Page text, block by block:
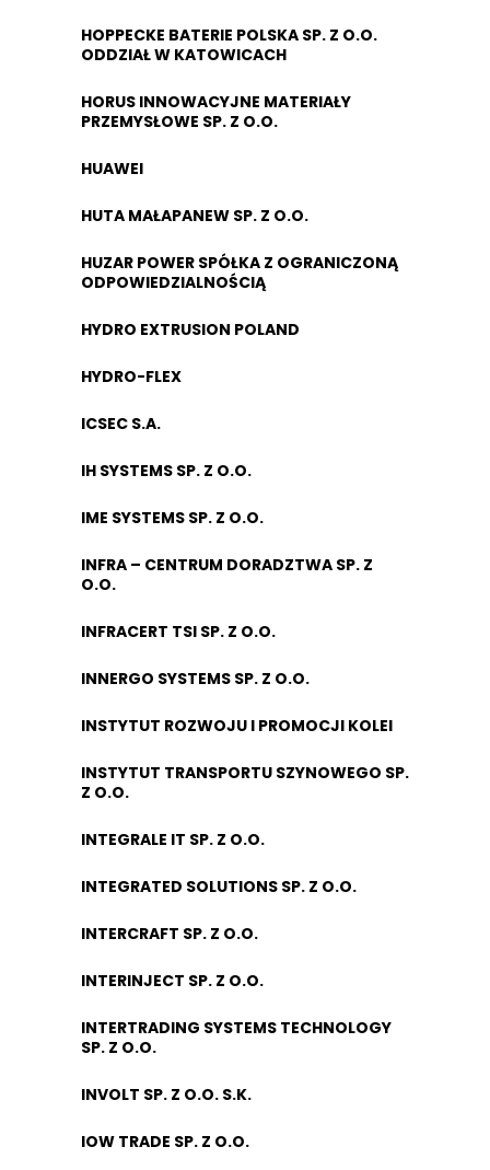
HOPPECKE BATERIE POLSKA SP. Z O.O.
ODDZIAŁ W KATOWICACH
HORUS INNOWACYJNE MATERIAŁY
PRZEMYSŁOWE SP. Z O.O.
HUAWEI
HUTA MAŁAPANEW SP. Z O.O.
HUZAR POWER SPÓŁKA Z OGRANICZONĄ
ODPOWIEDZIALNOŚCIĄ
HYDRO EXTRUSION POLAND
HYDRO-FLEX
ICSEC S.A.
IH SYSTEMS SP. Z O.O.
IME SYSTEMS SP. Z O.O.
INFRA – CENTRUM DORADZTWA SP. Z
O.O.
INFRACERT TSI SP. Z O.O.
INNERGO SYSTEMS SP. Z O.O.
INSTYTUT ROZWOJU I PROMOCJI KOLEI
INSTYTUT TRANSPORTU SZYNOWEGO SP.
Z O.O.
INTEGRALE IT SP. Z O.O.
INTEGRATED SOLUTIONS SP. Z O.O.
INTERCRAFT SP. Z O.O.
INTERINJECT SP. Z O.O.
INTERTRADING SYSTEMS TECHNOLOGY
SP. Z O.O.
INVOLT SP. Z O.O. S.K.
IOW TRADE SP. Z O.O.